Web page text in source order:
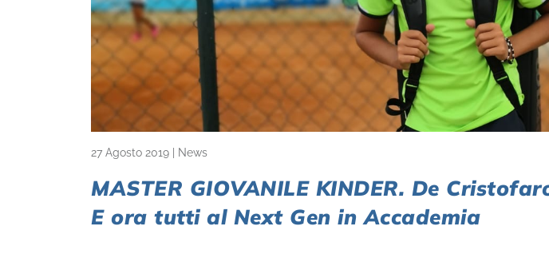
27 Agosto 2019 News
MASTER GIOVANILE KINDER. De
E ora tutti al Next Gen in Accademia